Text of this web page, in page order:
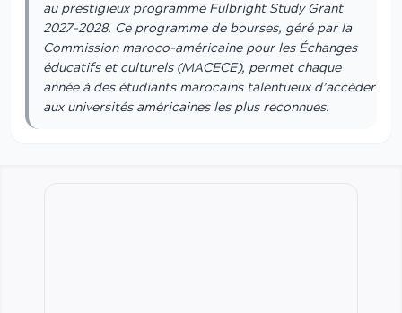
au prestigieux programme Fulbright Study Grant
2027-2028. Ce programme de bourses, géré par la
Commission maroco-américaine pour les Échanges
éducatifs et culturels (MACECE), permet chaque
année à des étudiants marocains talentueux d’accéder
aux universités américaines les plus reconnues.